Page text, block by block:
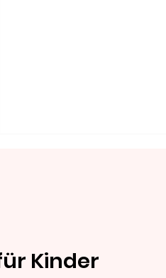
Manierismus: 1520-1600
Kinder